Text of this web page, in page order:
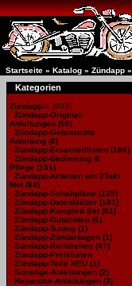
Startseite » Katalog » Zündapp »
Kategorien
Zündapp-> (903)
Zündapp-Original-
Anleitungen (66)
Zündapp-Gebrauchte
Anleitung (8)
Zündapp-Ersatzteillisten (186)
Zündapp-Bedienung &
Pflege (151)
Zündapp-Arbeiten am 2Takt
Mot (64)
Zündapp-Schaltpläne (125)
Zündapp-Datenblätter (181)
Zündapp-Komplett Set (61)
Zündapp-Gutachten (6)
Zündapp-Tuning (1)
Zündapp-Zündanlagen (1)
Zündapp-Richtzeiten (47)
Zündapp-Preislisten
Zündapp-Teile NEU (1)
Sonstige-Anleitungen (2)
Reparatur-Anleitungen (3)